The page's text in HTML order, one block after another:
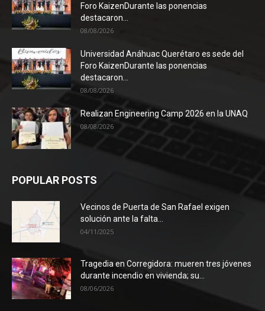
Foro KaizenDurante las ponencias
destacaron...
08/08/2026
Universidad Anáhuac Querétaro es sede del
Foro KaizenDurante las ponencias
destacaron...
08/08/2026
Realizan Engineering Camp 2026 en la UNAQ
08/08/2026
POPULAR POSTS
Vecinos de Puerta de San Rafael exigen
solución ante la falta...
04/11/2025
Tragedia en Corregidora: mueren tres jóvenes
durante incendio en vivienda; su...
08/06/2026